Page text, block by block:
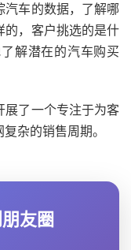
汽车的数据，了解哪
的，客户挑选的是什
解潜在的汽车购买
展了一个专注于为客
杂的销售周期。
友圈